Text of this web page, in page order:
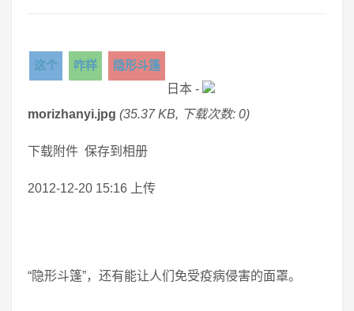
这个 咋样
隐形斗篷
日本 -
morizhanyi.jpg (35.37 KB, 下载次数: 0)
下载附件 保存到相册
2012-12-20 15:16 上传
“隐形斗篷”，还有能让人们免受疫病侵害的面罩。